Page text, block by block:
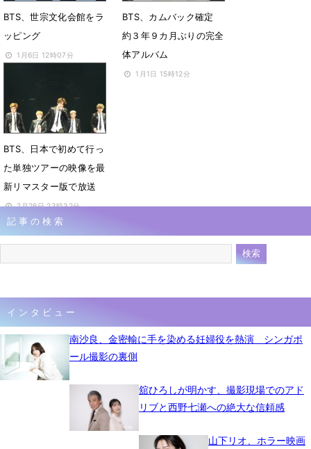
BTS、世宗文化会館をラ
ッピング
1月6日 12時07分
BTS、カムバック確定
約３年９カ月ぶりの完全
体アルバム
1月1日 15時12分
BTS、日本で初めて行っ
た単独ツアーの映像を最
新リマスター版で放送
2月26日 23時32分
記事の検索
インタビュー
南沙良、金密輸に手を染める妊婦役を熱演 シンガポ
ール撮影の裏側
舘ひろしが明かす、撮影現場でのアド
リブと西野七瀬への絶大な信頼感
山下リオ、ホラー映画